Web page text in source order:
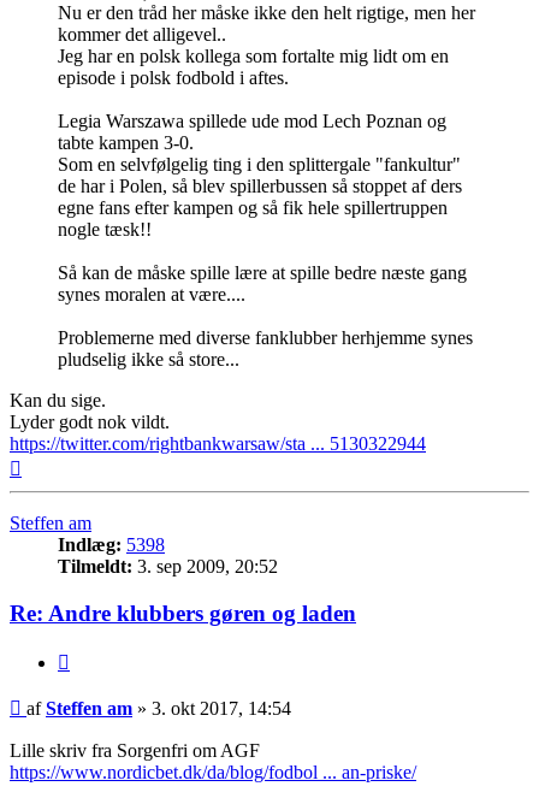
Nu er den tråd her måske ikke den helt rigtige, men her
kommer det alligevel..
Jeg har en polsk kollega som fortalte mig lidt om en
episode i polsk fodbold i aftes.
Legia Warszawa spillede ude mod Lech Poznan og
tabte kampen 3-0.
Som en selvfølgelig ting i den splittergale "fankultur"
de har i Polen, så blev spillerbussen så stoppet af ders
egne fans efter kampen og så fik hele spillertruppen
nogle tæsk!!
Så kan de måske spille lære at spille bedre næste gang
synes moralen at være....
Problemerne med diverse fanklubber herhjemme synes
pludselig ikke så store...
Kan du sige.
Lyder godt nok vildt.
https://twitter.com/rightbankwarsaw/sta ... 5130322944
Steffen am
Indlæg: 5398
Tilmeldt: 3. sep 2009, 20:52
Re: Andre klubbers gøren og laden
Indlæg
afSteffen am » 3. okt 2017, 14:54
Lille skriv fra Sorgenfri om AGF
https://www.nordicbet.dk/da/blog/fodbol ... an-priske/